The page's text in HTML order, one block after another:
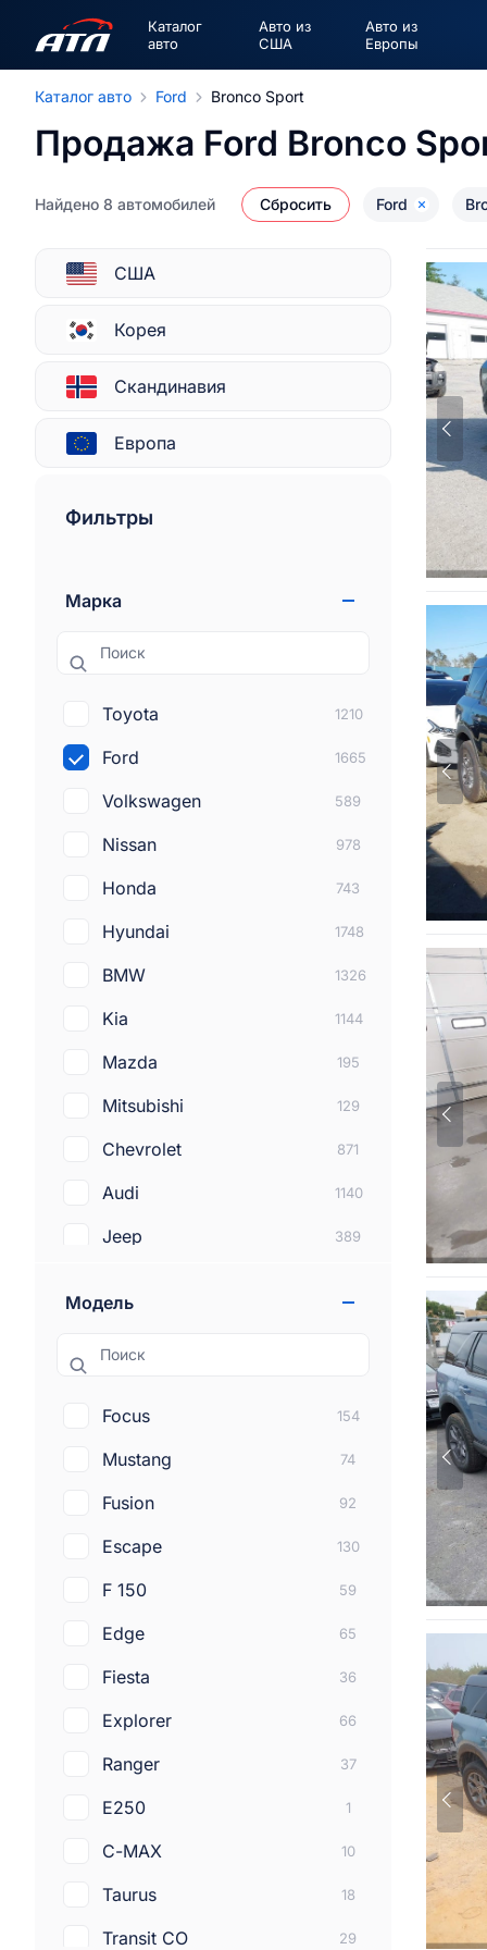
Каталог
авто
Авто из
США
Авто из
Европы
Каталог авто Ford Bronco Sport
Продажа Ford Bronco
Найдено 8 автомобилей Сбросить Ford
США
Корея
Скандинавия
Европа
Фильтры
Марка
Поиск
Toyota 1210
Ford 1665
Volkswagen 589
Nissan 978
Honda 743
Hyundai 1748
BMW 1326
Kia 1144
Mazda 195
Mitsubishi 129
Chevrolet 871
Audi 1140
Jeep 389
Dodge
Tesla 288
Land rover 100
Acura 144
Porsche 44
Fiat 66
Volvo 56
Suzuki 6
Mercedes-benz 211
Infiniti 195
Chrysler 90
Alfa romeo 13
Aston martin 4
Bentley 4
Модель
Поиск
Focus 154
Mustang 74
Fusion 92
Escape 130
F 150 59
Edge 65
Fiesta 36
Explorer 66
Ranger 37
E250 1
C-MAX 10
Taurus 18
Transit CO 29